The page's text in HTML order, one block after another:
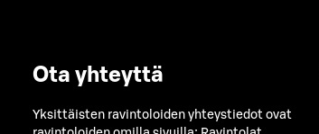
Ota yhteyttä
Yksittäisten ravintoloiden yhteystiedot ovat